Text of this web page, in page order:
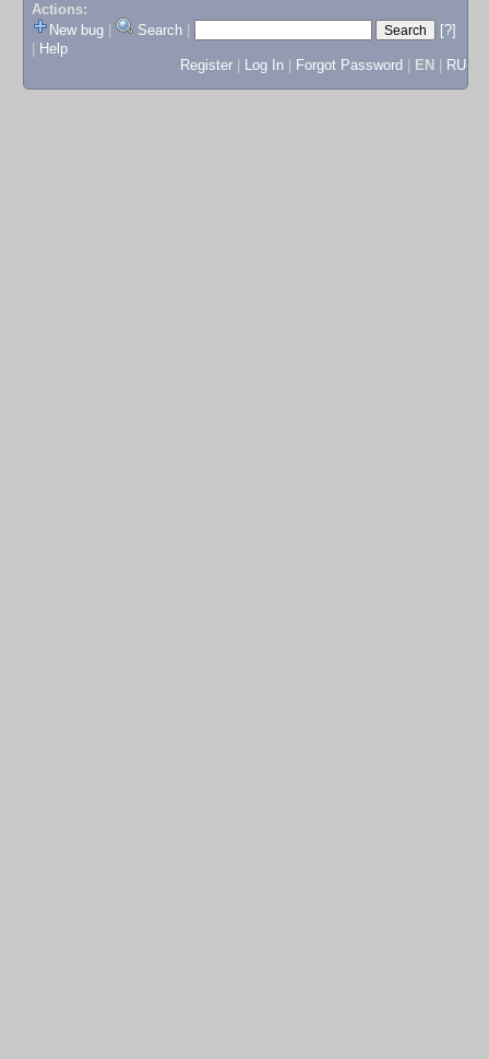
Actions:
New bug
Search
[?]
Help
Register
Log In Forgot Password EN RU